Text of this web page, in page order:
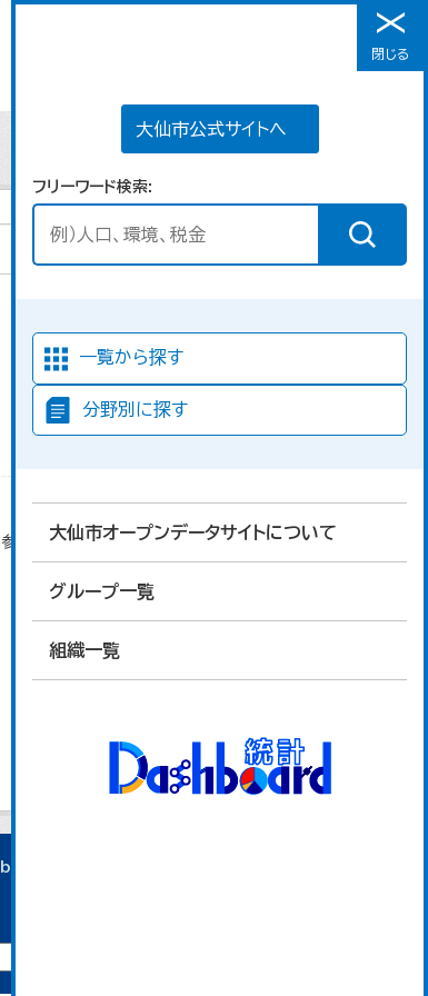
メニュー
大仙市公式サイトへ
フリーワード検索
一覧から探す
分野別に探す
大仙市オープンデータサイトについて
グループ一覧
組織一覧
閉じる
照しています。